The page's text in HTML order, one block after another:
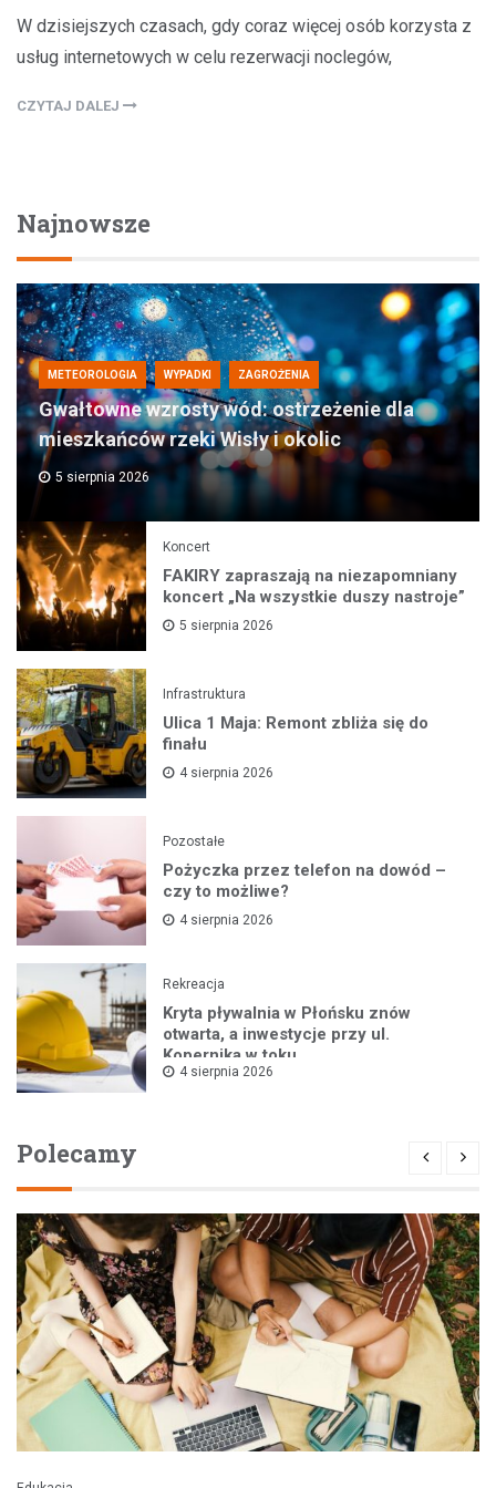
W dzisiejszych czasach, gdy coraz więcej osób korzysta z
usług internetowych w celu rezerwacji noclegów,
CZYTAJ DALEJ
Najnowsze
METEOROLOGIA WYPADKI ZAGROŻENIA
Gwałtowne wzrosty wód: ostrzeżenie dla
mieszkańców rzeki Wisły i okolic
5 sierpnia 2026
Koncert
FAKIRY zapraszają na niezapomniany
koncert „Na wszystkie duszy nastroje”
5 sierpnia 2026
Infrastruktura
Ulica 1 Maja: Remont zbliża się do
finału
4 sierpnia 2026
Pozostałe
Pożyczka przez telefon na dowód –
czy to możliwe?
4 sierpnia 2026
Rekreacja
Kryta pływalnia w Płońsku znów
otwarta, a inwestycje przy ul.
Kopernika w toku
4 sierpnia 2026
Polecamy